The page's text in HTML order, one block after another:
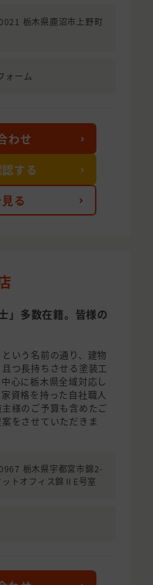
栃木県鹿沼市上野町
ォーム
る
わせ
する
」多数在籍。皆様の
いう名前の通り、建物
つ長持ちさせる塗装工
心に栃木県全域対応し
資格を持った自社職人
様のご予算も含めたご
をさせていただきま
栃木県宇都宮市錦2-
トオフィス錦ⅡE号室